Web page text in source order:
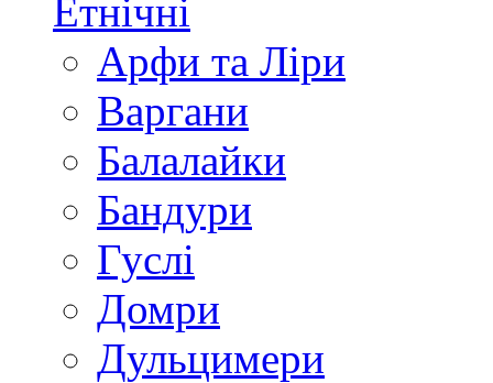
Етнічні
Арфи та Ліри
Варгани
Балалайки
Бандури
Гуслі
Домри
Дульцимери